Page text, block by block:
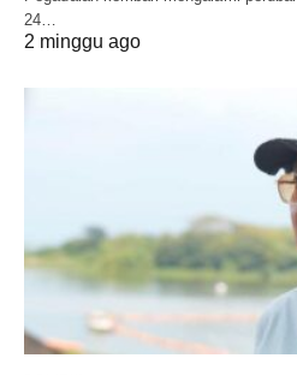
24…
2 minggu ago